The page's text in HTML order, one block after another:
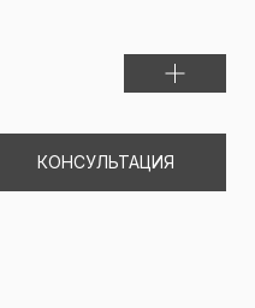
КОНСУЛЬТАЦИЯ